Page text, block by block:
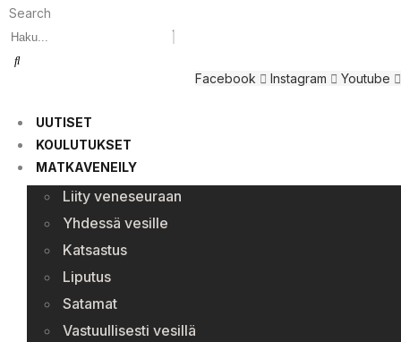
Search
Facebook Instagram Youtube
UUTISET
KOULUTUKSET
MATKAVENEILY
Liity veneseuraan
Yhdessä vesille
Katsastus
Liputus
Satamat
Vastuullisesti vesillä